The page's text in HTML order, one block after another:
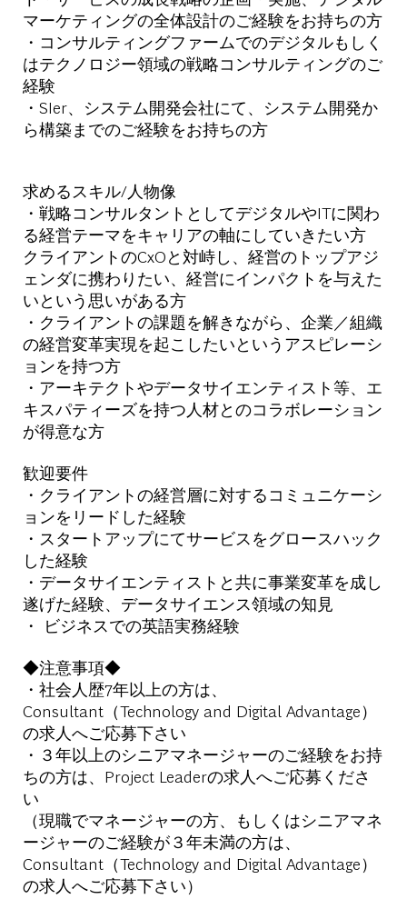
マーケティングの全体設計のご経験をお持ちの方
・コンサルティングファームでのデジタルもしく
はテクノロジー領域の戦略コンサルティングのご
経験
・SIer、システム開発会社にて、システム開発か
ら構築までのご経験をお持ちの方
求めるスキル/⼈物像
・戦略コンサルタントとしてデジタルやITに関わ
る経営テーマをキャリアの軸にしていきたい方
クライアントのCxOと対峙し、経営のトップアジ
ェンダに携わりたい、経営にインパクトを与えた
いという思いがある方
・クライアントの課題を解きながら、企業／組織
の経営変革実現を起こしたいというアスピレーシ
ョンを持つ方
・アーキテクトやデータサイエンティスト等、エ
キスパティーズを持つ人材とのコラボレーション
が得意な方
歓迎要件
・クライアントの経営層に対するコミュニケーシ
ョンをリードした経験
・スタートアップにてサービスをグロースハック
した経験
・データサイエンティストと共に事業変革を成し
遂げた経験、データサイエンス領域の知見
・ ビジネスでの英語実務経験
◆注意事項◆
・社会人歴7年以上の方は、
Consultant（Technology and Digital Advantage）
の求人へご応募下さい
・３年以上のシニアマネージャーのご経験をお持
ちの方は、Project Leaderの求人へご応募くださ
い
（現職でマネージャーの方、もしくはシニアマネ
ージャーのご経験が３年未満の方は、
Consultant（Technology and Digital Advantage）
の求人へご応募下さい）